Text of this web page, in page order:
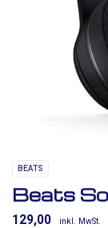
BEATS
Beats
129,00 inkl. MwSt.